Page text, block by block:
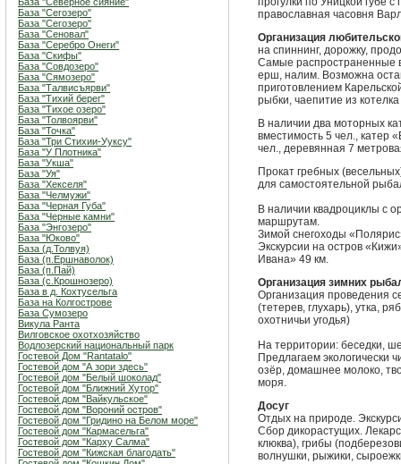
База "Сегозеро"
База "Сегозеро"
База "Сеновал"
База "Серебро Онеги"
База "Скифы"
База "Совдозеро"
База "Сямозеро"
База "Талвисъярви"
База "Тихий берег"
База "Тихое озеро"
База "Толвоярви"
База "Точка"
База "Три Стихии-Ууксу"
База "У Плотника"
База "Укша"
База "Уя"
База "Хекселя"
База "Челмужи"
База "Черная Губа"
База "Черные камни"
База "Энгозеро"
База "Юково"
База (д.Толвуя)
База (п.Ершнаволок)
База (п.Пай)
База (с.Крошнозеро)
База в д. Кохтусельга
База на Колгострове
База Сумозеро
Викула Ранта
Вилговское охотхозяйство
Водлозерский национальный парк
Гостевой Дом "Rantatalo"
Гостевой дом "А зори здесь"
Гостевой дом "Белый шоколад"
Гостевой дом "Ближний Хутор"
Гостевой дом "Вайкульское"
Гостевой дом "Вороний остров"
Гостевой дом "Гридино на Белом море"
Гостевой дом "Кармасельга"
Гостевой дом "Карху Салма"
Гостевой дом "Кижская благодать"
православная часовня
Организация
на спиннинг, дорожку,
Самые распространенные
ерш, налим. Возможна
приготовлением
рыбки, чаепитие из
В наличии два моторных
вместимость 5 чел., катер
чел., деревянная 7
Прокат гребных
для самостоятельной
В наличии квадроциклы с
маршрутам.
Зимой снегоходы
Экскурсии на остров
Ивана» 49 км.
Организация зимних
Организация проведения
(тетерев, глухарь), утка,
охотничьи угодья)
На территории: беседки,
Предлагаем экологически
озёр, домашнее молоко,
моря.
Досуг
Отдых на природе.
Сбор дикорастущих.
клюква), грибы
волнушки, рыжики,